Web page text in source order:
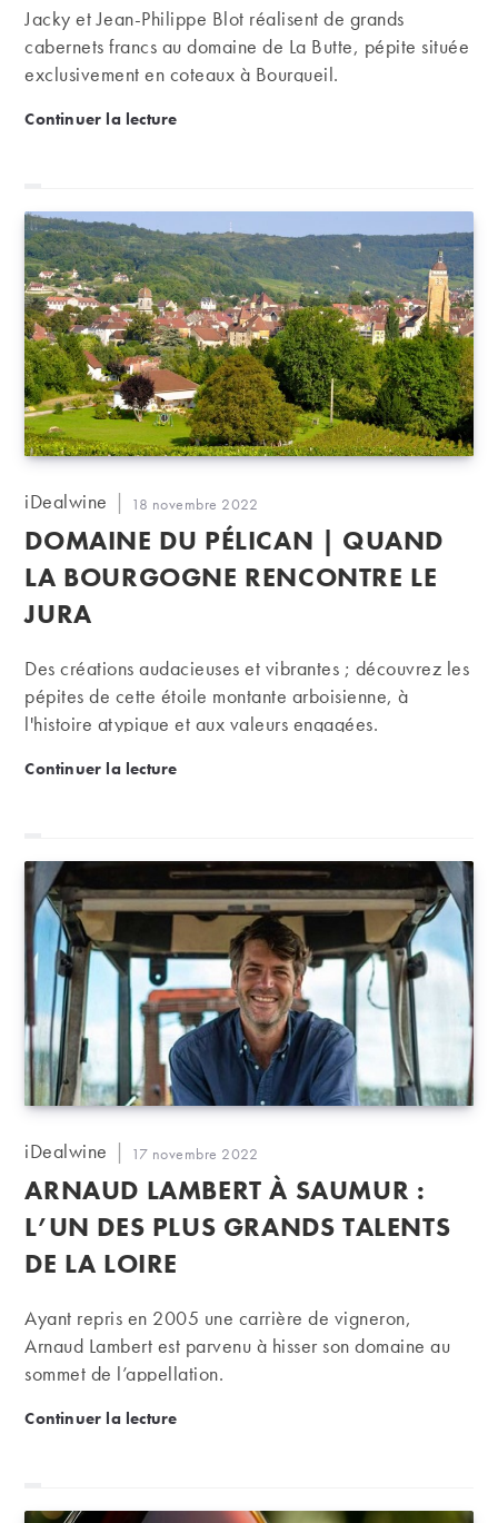
Jacky et Jean-Philippe Blot réalisent de grands
cabernets francs au domaine de La Butte, pépite située
exclusivement en coteaux à Bourgueil.
Continuer la lectureDomaine de La Butte : des cabernets francs au
Auteur/autrice
la
publication :
iDealwine
Publication
publiée :
18 novembre 2022
DOMAINE DU PÉLICAN | QUAND
LA BOURGOGNE RENCONTRE LE
JURA
Des créations audacieuses et vibrantes ; découvrez les
pépites de cette étoile montante arboisienne, à
l'histoire atypique et aux valeurs engagées.
Continuer la lectureDomaine du Pélican | Quand la Bourgogne
Auteur/autrice
la
publication :
iDealwine
Publication
publiée :
17 novembre 2022
ARNAUD LAMBERT À SAUMUR :
L’UN DES PLUS GRANDS TALENTS
DE LA LOIRE
Ayant repris en 2005 une carrière de vigneron,
Arnaud Lambert est parvenu à hisser son domaine au
sommet de l’appellation.
Continuer la lectureArnaud Lambert à Saumur : l’un des plus grands